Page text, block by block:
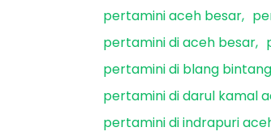
pertamini aceh besar
pertamini di aceh besar
pertamini di blang
pertamini di darul kamal
pertamini di indrapuri